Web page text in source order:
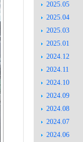
2025.05
2025.04
2025.03
2025.01
2024.12
2024.11
2024.10
2024.09
2024.08
2024.07
2024.06